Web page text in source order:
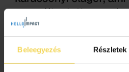
Beleegyezés Részletek
megváltoztatta az
kultúráját
2024.12.26.
Az 1984-es „Do They Know It’s